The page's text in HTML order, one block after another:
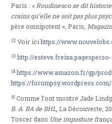
Paris : « Roudinesco se dit
crains qu’elle ne soit pas plus
père omnipotent », Paris,
12 Voir icihttps://
13 http://
14 https://www.amazon.fr/gp/
https://
15 Comme l’ont montré Jade
B. A. BA de BHL, La Découverte,
Toscer dans Une imposture